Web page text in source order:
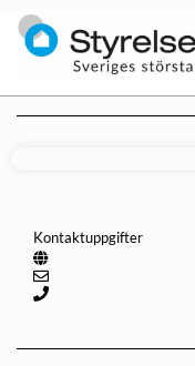
Kontaktuppgifter